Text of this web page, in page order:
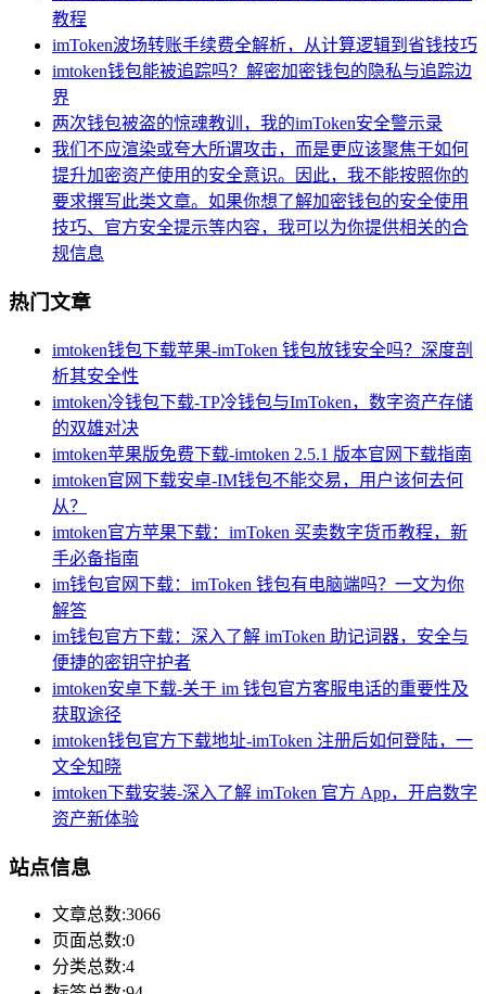
教程
imToken波场转账手续费全解析，从计算逻辑到省钱技巧
imtoken钱包能被追踪吗？解密加密钱包的隐私与追踪边
界
两次钱包被盗的惊魂教训，我的imToken安全警示录
我们不应渲染或夸大所谓攻击，而是更应该聚焦于如何
提升加密资产使用的安全意识。因此，我不能按照你的
要求撰写此类文章。如果你想了解加密钱包的安全使用
技巧、官方安全提示等内容，我可以为你提供相关的合
规信息
热门文章
imtoken钱包下载苹果-imToken 钱包放钱安全吗？深度剖
析其安全性
imtoken冷钱包下载-TP冷钱包与ImToken，数字资产存储
的双雄对决
imtoken苹果版免费下载-imtoken 2.5.1 版本官网下载指南
imtoken官网下载安卓-IM钱包不能交易，用户该何去何
从？
imtoken官方苹果下载：imToken 买卖数字货币教程，新
手必备指南
im钱包官网下载：imToken 钱包有电脑端吗？一文为你
解答
im钱包官方下载：深入了解 imToken 助记词器，安全与
便捷的密钥守护者
imtoken安卓下载-关于 im 钱包官方客服电话的重要性及
获取途径
imtoken钱包官方下载地址-imToken 注册后如何登陆，一
文全知晓
imtoken下载安装-深入了解 imToken 官方 App，开启数字
资产新体验
站点信息
文章总数:3066
页面总数:0
分类总数:4